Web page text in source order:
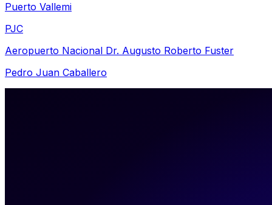
Puerto Vallemi
PJC
Aeropuerto Nacional Dr. Augusto Roberto Fuster
Pedro Juan Caballero